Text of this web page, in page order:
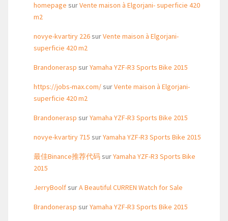
homepage surVente maison à Elgorjani- superficie 420
m2
novye-kvartiry 226surVente maison à Elgorjani-
superficie 420 m2
Brandonerasp surYamaha YZF-R3 Sports Bike 2015
https://jobs-max.com/surVente maison à Elgorjani-
superficie 420 m2
Brandonerasp surYamaha YZF-R3 Sports Bike 2015
novye-kvartiry 715 surYamaha YZF-R3 Sports Bike 2015
最佳Binance推荐代码surYamaha YZF-R3 Sports Bike
2015
JerryBoolfsurA Beautiful CURREN Watch for Sale
Brandonerasp surYamaha YZF-R3 Sports Bike 2015